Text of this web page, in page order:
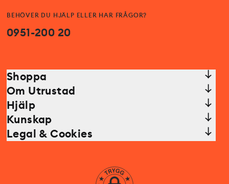
BEHÖVER DU HJÄLP ELLER HAR FRÅGOR?
0951-200 20
Shoppa
Om Utrustad
Hjälp
Kunskap
Legal & Cookies